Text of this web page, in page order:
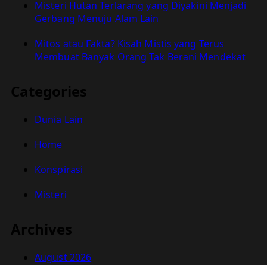
Misteri Hutan Terlarang yang Diyakini Menjadi
Gerbang Menuju Alam Lain
Mitos atau Fakta? Kisah Mistis yang Terus
Membuat Banyak Orang Tak Berani Mendekat
Categories
Dunia Lain
Home
Konspirasi
Misteri
Archives
August 2026